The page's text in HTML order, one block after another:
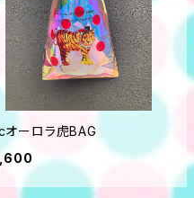
ーロラ虎BAG